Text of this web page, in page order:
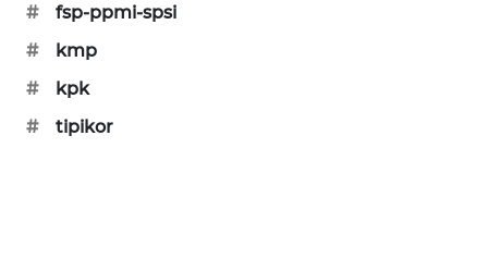
#
fsp-ppmi-spsi
#
kmp
#
kpk
#
tipikor
ALPERKLINAS
FORJASIDA
TAMBANG